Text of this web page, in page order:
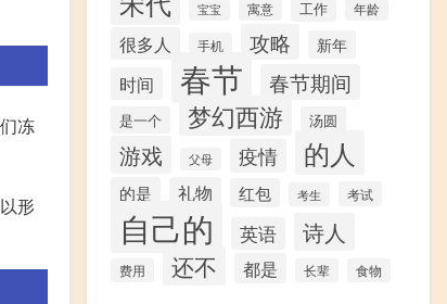
冻
形
宝宝 寓意 工作 年龄
很多人 手机 攻略 新年
时间 春节 春节期间
是一个 梦幻西游 汤圆
游戏 父母 疫情 的人
的是 礼物 红包 考生 考试
自己的 英语 诗人
费用 还不 都是 长辈 食物